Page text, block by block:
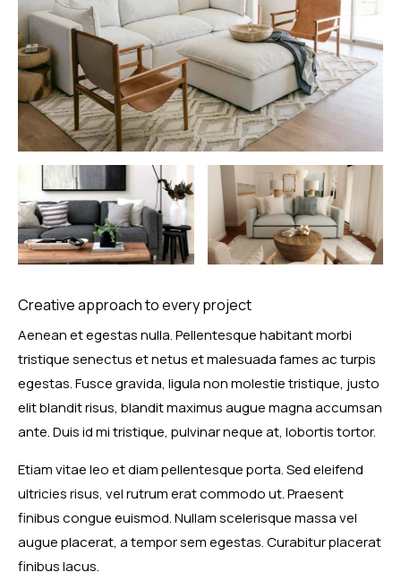
Creative approach to every project
Aenean et egestas nulla. Pellentesque habitant morbi
tristique senectus et netus et malesuada fames ac turpis
egestas. Fusce gravida, ligula non molestie tristique, justo
elit blandit risus, blandit maximus augue magna accumsan
ante. Duis id mi tristique, pulvinar neque at, lobortis tortor.
Etiam vitae leo et diam pellentesque porta. Sed eleifend
ultricies risus, vel rutrum erat commodo ut. Praesent
finibus congue euismod. Nullam scelerisque massa vel
augue placerat, a tempor sem egestas. Curabitur placerat
finibus lacus.